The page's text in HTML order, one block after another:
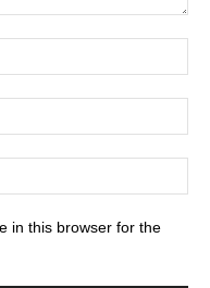
in this browser for the